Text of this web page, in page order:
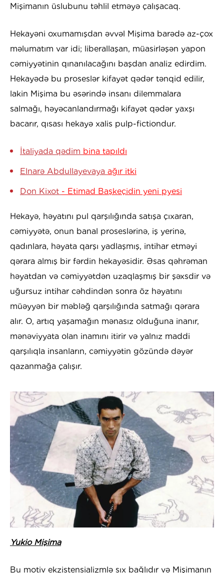
Mişimanın üslubunu təhlil etməyə çalışacaq.
Hekayəni oxumamışdan əvvəl Mişima barədə az-çox
məlumatım var idi; liberallaşan, müasirləşən yapon
cəmiyyətinin qınanılacağını başdan analiz edirdim.
Hekayədə bu proseslər kifayət qədər tənqid edilir,
lakin Mişima bu əsərində insanı dilemmalara
salmağı, həyəcanlandırmağı kifayət qədər yaxşı
bacarır, qısası hekayə xalis pulp-fictiondur.
İtaliyada qədim bina tapıldı
Elnarə Abdullayevaya ağır itki
Don Kixot - Etimad Başkeçidin yeni pyesi
Hekayə, həyatını pul qarşılığında satışa çıxaran,
cəmiyyətə, onun banal proseslərinə, iş yerinə,
qadınlara, həyata qarşı yadlaşmış, intihar etməyi
qərara almış bir fərdin hekayəsidir. Əsas qəhrəman
həyatdan və cəmiyyətdən uzaqlaşmış bir şəxsdir və
uğursuz intihar cəhdindən sonra öz həyatını
müəyyən bir məbləğ qarşılığında satmağı qərara
alır. O, artıq yaşamağın mənasız olduğuna inanır,
mənəviyyata olan inamını itirir və yalnız maddi
qarşılıqla insanların, cəmiyyətin gözündə dəyər
qazanmağa çalışır.
Yukio Mişima
Bu motiv ekzistensializmlə sıx bağlıdır və Mişimanın